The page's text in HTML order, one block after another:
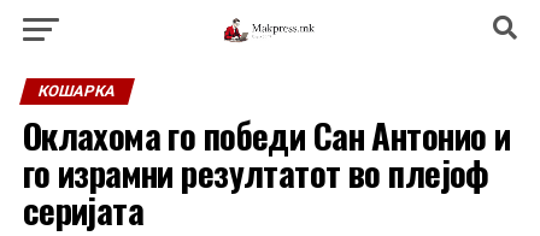
КОШАРКА
Оклахома го победи Сан Антонио и
го израмни резултатот во плејоф
серијата